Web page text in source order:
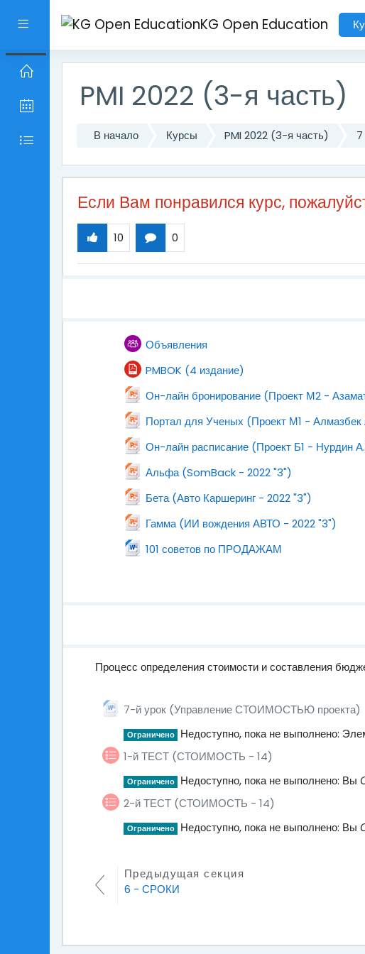
Боковая панель KG Open Education
PMI 2022 (3-я часть)
В начало Курсы PMI 2022 (3-я часть)
Если Вам понравился курс,
10 0
Объявления
Форум
PMBOK (4 издание)
Файл
Он-лайн бронирование (Проект М2 -
Портал для Ученых (Проект М1 - Алмазбек
Он-лайн расписание (Проект Б1 - Нурдин
Альфа (SomBack - 2022 "3")
Файл
Бета (Авто Каршеринг - 2022 "3")
Файл
Гамма (ИИ вождения АВТО - 2022 "3")
Файл
101 советов по ПРОДАЖАМ
Файл
Процесс определения стоимости и составления
7-й урок (Управление СТОИМОСТЬЮ проекта)
Ограничено Недоступно, пока не выполнено:
1-й ТЕСТ (СТОИМОСТЬ - 14)
Ограничено Недоступно, пока не выполнено: Вы
2-й ТЕСТ (СТОИМОСТЬ - 14)
Ограничено Недоступно, пока не выполнено: Вы
Предыдущая секция
6 - СРОКИ